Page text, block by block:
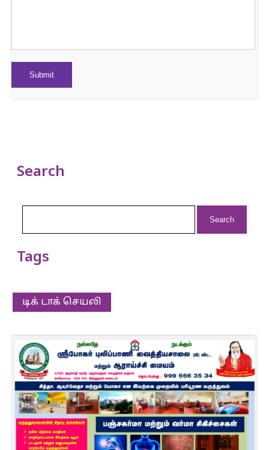
Search
Tags
டிக் டாக் செயலி